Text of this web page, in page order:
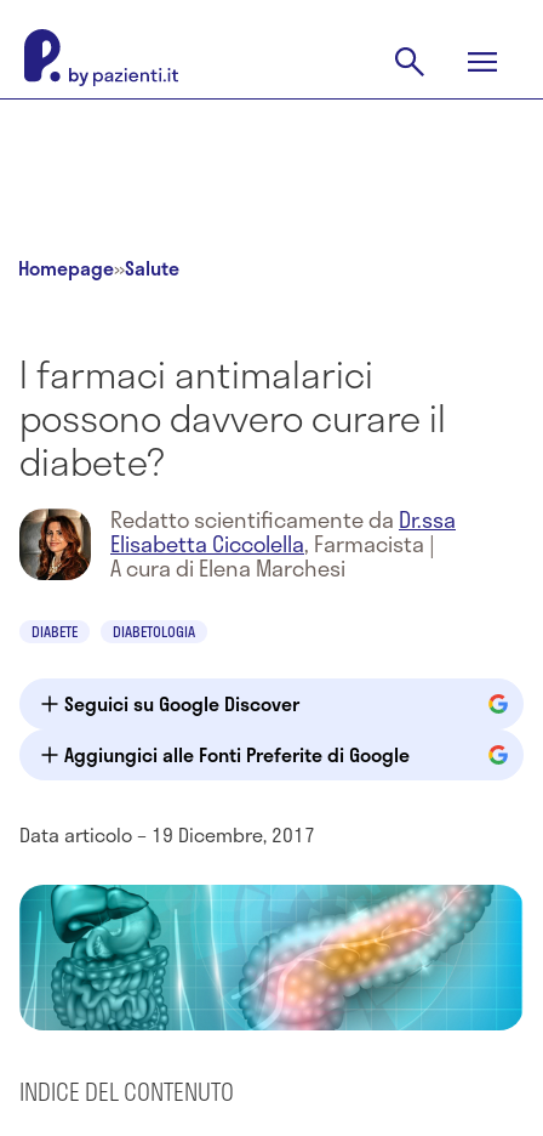
Homepage»Salute
I farmaci antimalarici
possono davvero curare il
diabete?
Redatto scientificamente da Dr.ssa
Elisabetta Ciccolella, Farmacista |
A cura di Elena Marchesi
DIABETE DIABETOLOGIA
Seguici su Google Discover
Aggiungici alle Fonti Preferite di Google
Data articolo – 19 Dicembre, 2017
INDICE DEL CONTENUTO